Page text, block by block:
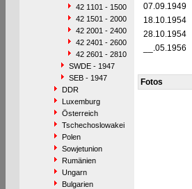
42 1101 - 1500
42 1501 - 2000
42 2001 - 2400
42 2401 - 2600
42 2601 - 2810
SWDE - 1947
SEB - 1947
DDR
Luxemburg
Österreich
Tschechoslowakei
Polen
Sowjetunion
Rumänien
Ungarn
Bulgarien
07.09.1949
18.10.1954
28.10.1954
__.05.1956
Fotos